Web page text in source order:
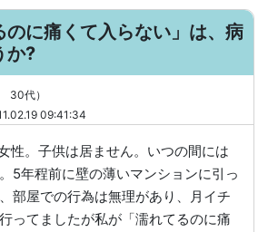
のに痛くて入らない」は、病
か?
30代）
09:41:34
性。子供は居ません。いつの間には
5年程前に壁の薄いマンションに引っ
部屋での行為は無理があり、月イチ
ってましたが私が「濡れてるのに痛